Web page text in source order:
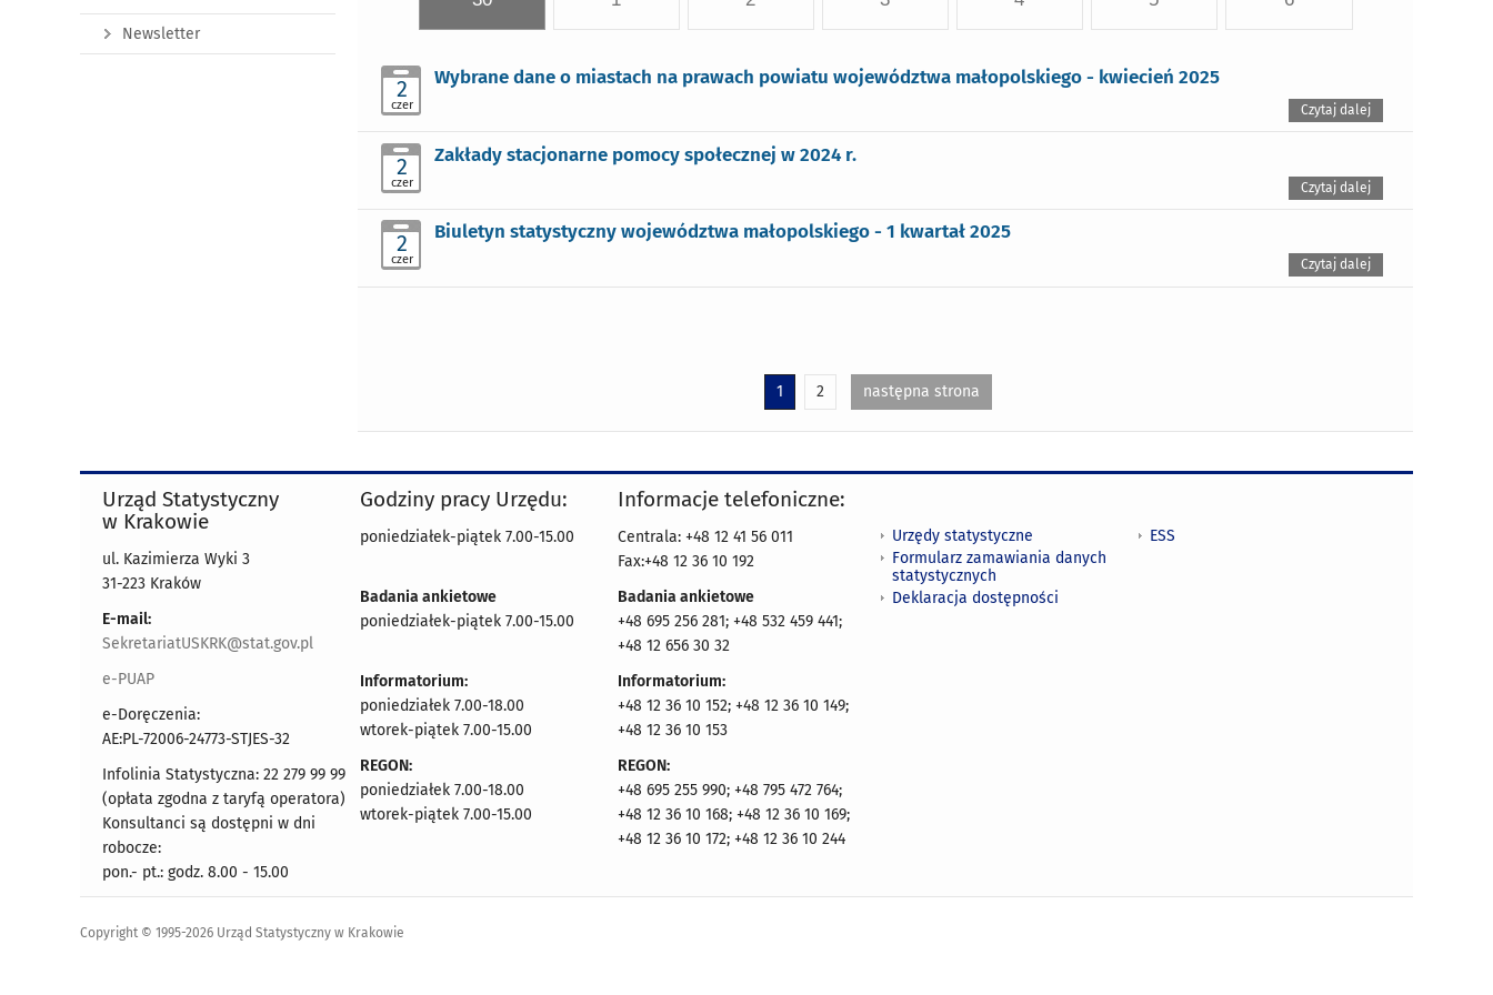
2
czer
Wybrane dane o miastach na prawach powiatu województwa małopolskiego - kwiecień 2025
Czytaj dalej
2
czer
Zakłady stacjonarne pomocy społecznej w 2024 r.
Czytaj dalej
2
czer
Biuletyn statystyczny województwa małopolskiego - 1 kwartał 2025
Czytaj dalej
1 2 następna strona
Newsletter
Urząd Statystyczny
w Krakowie
ul. Kazimierza Wyki 3
31-223 Kraków
E-mail:
SekretariatUSKRK@stat.gov.pl
e-PUAP
e-Doręczenia:
AE:PL-72006-24773-STJES-32
Infolinia Statystyczna: 22 279 99 99
(opłata zgodna z taryfą operatora)
Konsultanci są dostępni w dni
robocze:
pon.- pt.: godz. 8.00 - 15.00
Godziny pracy Urzędu:
poniedziałek-piątek 7.00-15.00
Badania ankietowe
poniedziałek-piątek 7.00-15.00
Informatorium:
poniedziałek 7.00-18.00
wtorek-piątek 7.00-15.00
REGON:
poniedziałek 7.00-18.00
wtorek-piątek 7.00-15.00
Informacje telefoniczne:
Centrala: +48 12 41 56 011
Fax:+48 12 36 10 192
Badania ankietowe
+48 695 256 281; +48 532 459 441;
+48 12 656 30 32
Informatorium:
+48 12 36 10 152; +48 12 36 10 149;
+48 12 36 10 153
REGON:
+48 695 255 990; +48 795 472 764;
+48 12 36 10 168; +48 12 36 10 169;
+48 12 36 10 172; +48 12 36 10 244
Urzędy statystyczne
Formularz zamawiania danych
statystycznych
Deklaracja dostępności
ESS
Copyright © 1995-2026 Urząd Statystyczny w Krakowie